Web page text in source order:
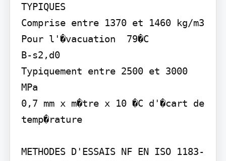
TYPIQUES
Comprise entre 1370 et 1460 kg/m3
Pour l'�vacuation  79�C
B-s2,d0
Typiquement entre 2500 et 3000
MPa
0,7 mm x m�tre x 10 �C d'�cart de
temp�rature
METHODES D'ESSAIS NF EN ISO 1183-